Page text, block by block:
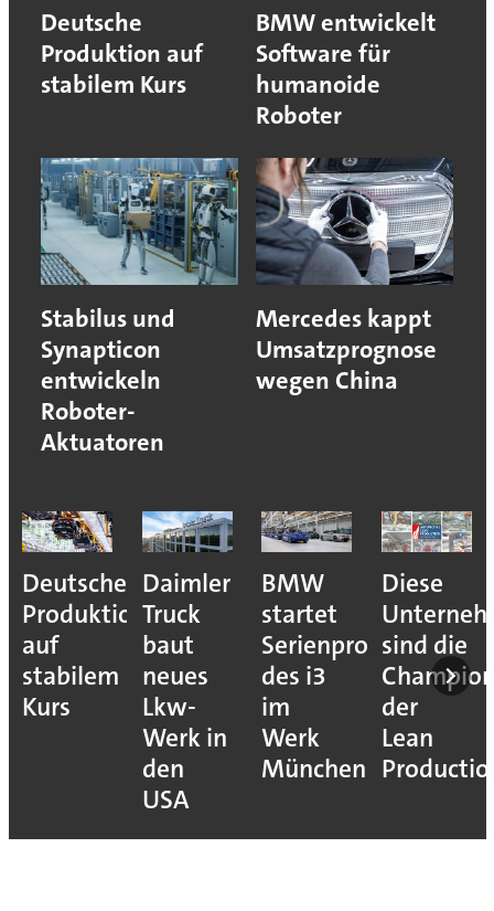
Deutsche
Produktion auf
stabilem Kurs
BMW entwickelt
Software für
humanoide
Roboter
Stabilus und
Synapticon
entwickeln
Roboter-
Aktuatoren
Mercedes kappt
Umsatzprognose
wegen China
Deutsche
Produktion
auf
stabilem
Kurs
Daimler
Truck
baut
neues
Lkw-
Werk in
den
USA
BMW
startet
Serienproduktion
des i3
im
Werk
München
Diese
sind die
der
Lean